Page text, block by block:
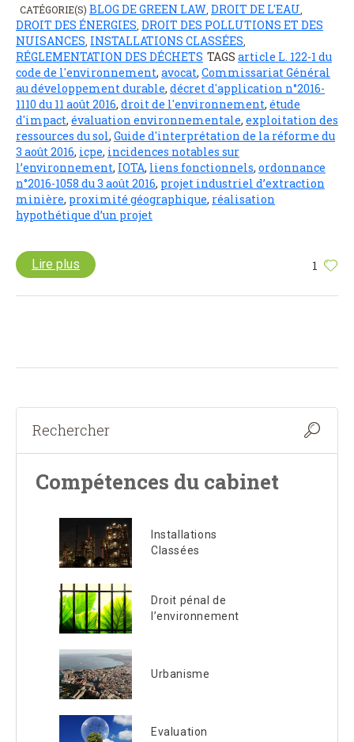
CATÉGORIE(S) BLOG DE GREEN LAW DROIT DE L'EAU
DROIT DES ÉNERGIES DROIT DES POLLUTIONS ET DES
NUISANCES INSTALLATIONS CLASSÉES
RÉGLEMENTATION DES DÉCHETS TAGS article L. 122-1 du
code de l'environnement, avocat, Commissariat Général
au développement durable, décret d'application n°2016-
1110 du 11 août 2016, droit de l'environnement, étude
d'impact, évaluation environnementale, exploitation des
ressources du sol, Guide d'interprétation de la réforme du
3 août 2016, icpe, incidences notables sur
l’environnement, IOTA, liens fonctionnels, ordonnance
n°2016-1058 du 3 août 2016, projet industriel d’extraction
minière, proximité géographique, réalisation
hypothétique d’un projet
1
Lire plus
Compétences du cabinet
Installations
Classées
Droit pénal de
l’environnement
Urbanisme
Evaluation